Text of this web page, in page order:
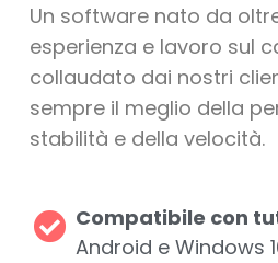
Un software nato da
esperienza e lavoro sul
collaudato dai nostri
sempre il meglio della
stabilità e della velocità.
Compatibile con
Android e Windows